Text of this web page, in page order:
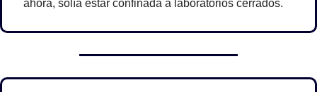
ahora, solía estar confinada a laboratorios cerrados.